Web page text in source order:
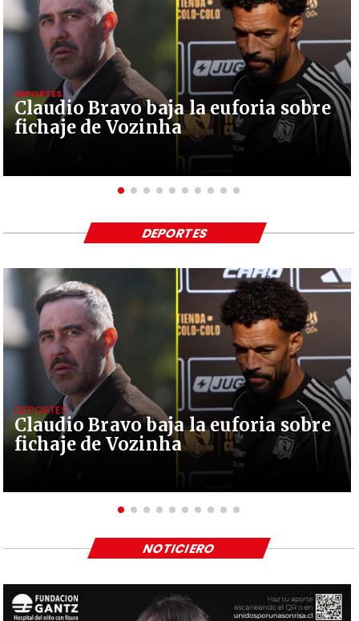
Claudio Bravo baja la euforia sobre
fichaje de Vozinha
DEPORTES
Claudio Bravo baja la euforia sobre
fichaje de Vozinha
DEPORTES
DEPORTES
NOTICIERO